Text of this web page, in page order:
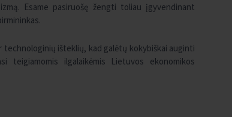
Esame pasiruošę žengti toliau įgyvendinant
technologinių išteklių, kad galėtų kokybiškai auginti
teigiamomis ilgalaikėmis Lietuvos ekonomikos